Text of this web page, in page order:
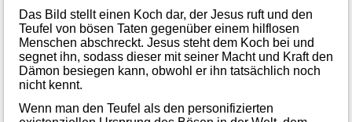
Das Bild stellt einen Koch dar, der Jesus ruft und den
Teufel von bösen Taten gegenüber einem hilflosen
Menschen abschreckt. Jesus steht dem Koch bei und
segnet ihn, sodass dieser mit seiner Macht und Kraft den
Dämon besiegen kann, obwohl er ihn tatsächlich noch
nicht kennt.
Wenn man den Teufel als den personifizierten